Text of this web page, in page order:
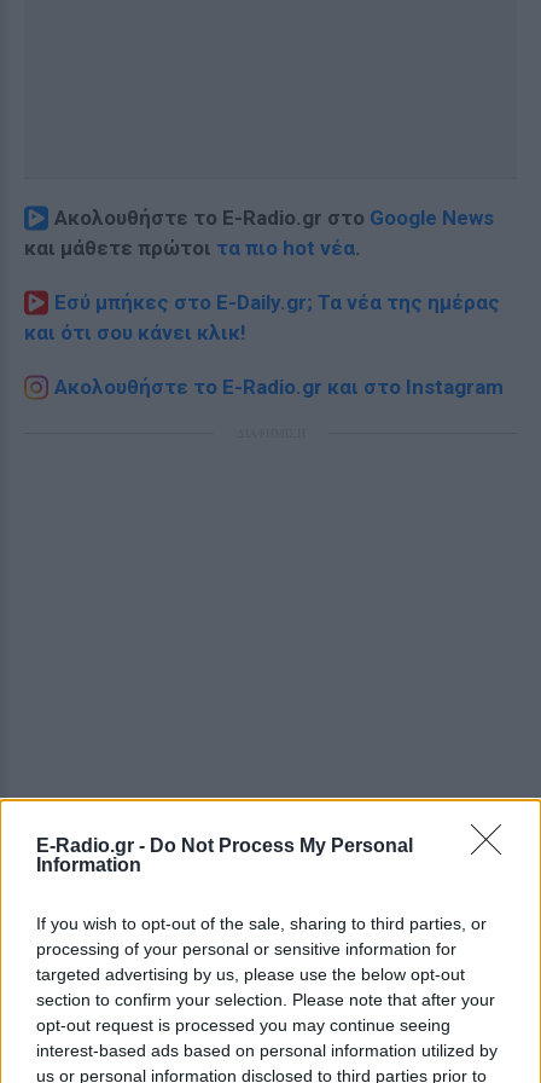
E-Radio.gr - Do Not Process My Personal
Information
If you wish to opt-out of the sale, sharing to third parties, or
processing of your personal or sensitive information for
targeted advertising by us, please use the below opt-out
section to confirm your selection. Please note that after your
opt-out request is processed you may continue seeing
interest-based ads based on personal information utilized by
us or personal information disclosed to third parties prior to
Ακολουθήστε το E-Radio.gr στο Google News
και μάθετε πρώτοι τα πιο hot νέα.
Εσύ μπήκες στο E-Daily.gr; Τα νέα της ημέρας
και ότι σου κάνει κλικ!
Ακολουθήστε το E-Radio.gr και στο Instagram
ΔΕΙΤΕ ΕΠΙΣΗΣ